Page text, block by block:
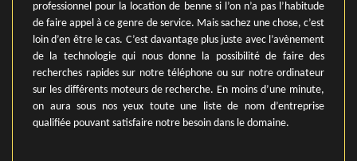
professionnel pour la location de benne si l’on n’a pas l’habitude
de faire appel à ce genre de service. Mais sachez une chose, c’est
loin d’en être le cas. C’est davantage plus juste avec l’avènement
de la technologie qui nous donne la possibilité de faire des
recherches rapides sur notre téléphone ou sur notre ordinateur
sur les différents moteurs de recherche. En moins d’une minute,
on aura sous nos yeux toute une liste de nom d’entreprise
qualifiée pouvant satisfaire notre besoin dans le domaine.